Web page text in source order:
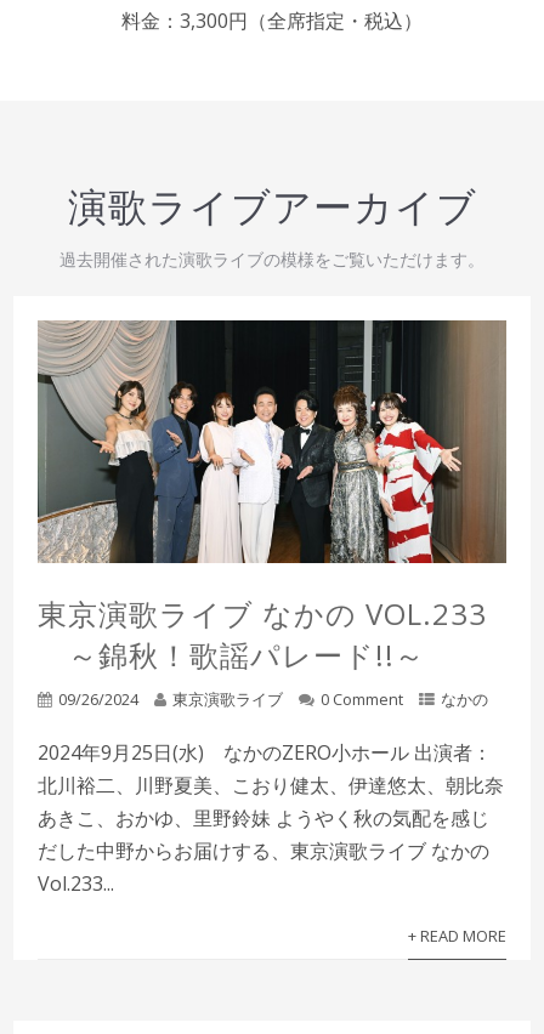
料金：3,300円（全席指定・税込）
演歌ライブアーカイブ
過去開催された演歌ライブの模様をご覧いただけます。
東京演歌ライブ なかの VOL.233
～錦秋！歌謡パレード!!～
09/26/2024 東京演歌ライブ 0 Comment なかの
2024年9月25日(水) なかのZERO小ホール 出演者：
北川裕二、川野夏美、こおり健太、伊達悠太、朝比奈
あきこ、おかゆ、里野鈴妹 ようやく秋の気配を感じ
だした中野からお届けする、東京演歌ライブ なかの
Vol.233...
+ READ MORE